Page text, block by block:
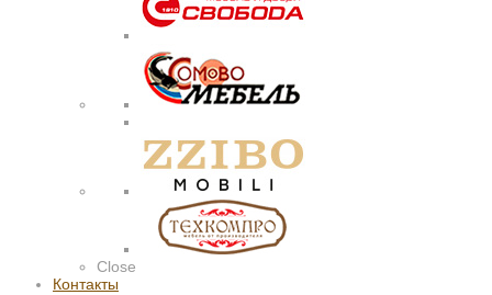
Close
Контакты